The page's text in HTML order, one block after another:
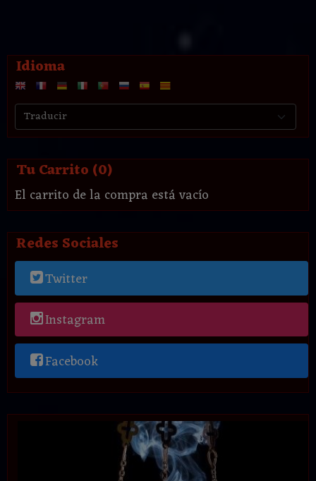
Idioma
Tu Carrito (0)
El carrito de la compra está vacío
Redes Sociales
Twitter
Instagram
Facebook